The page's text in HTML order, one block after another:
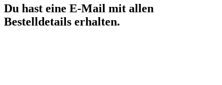
Du hast eine E-Mail mit allen
Bestelldetails erhalten.